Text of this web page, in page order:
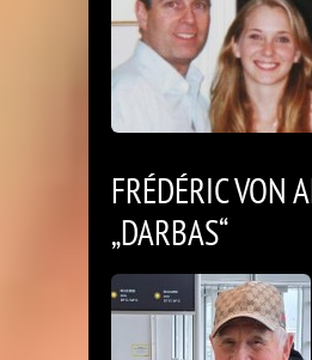
FRÉDÉRIC VON
„DARBAS“